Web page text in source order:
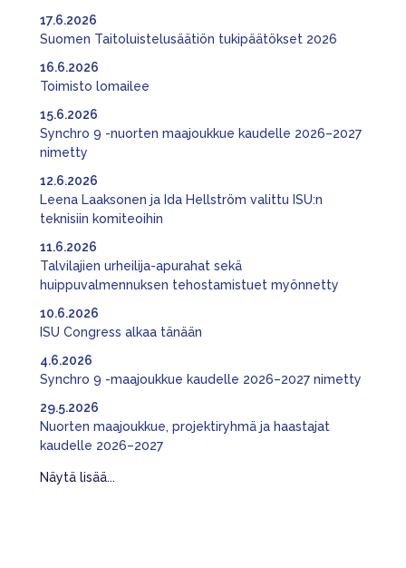
Suomen Taitoluistelusäätiön tukipäätökset 2026
17.6.2026
Toimisto lomailee
16.6.2026
Synchro 9 -nuorten maajoukkue kaudelle 2026–2027
nimetty
15.6.2026
Leena Laaksonen ja Ida Hellström valittu ISU:n
teknisiin komiteoihin
12.6.2026
Talvilajien urheilija-apurahat sekä
huippuvalmennuksen tehostamistuet myönnetty
11.6.2026
ISU Congress alkaa tänään
10.6.2026
Synchro 9 -maajoukkue kaudelle 2026–2027 nimetty
4.6.2026
Nuorten maajoukkue, projektiryhmä ja haastajat
kaudelle 2026–2027
29.5.2026
Näytä lisää...